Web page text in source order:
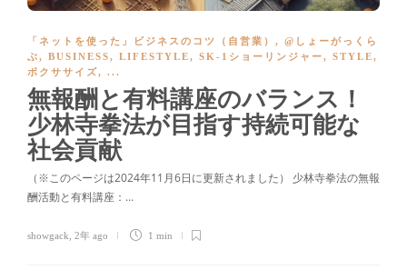
「ネットを使った」ビジネスのコツ（自営業） , @しょーがっくら
ぶ, BUSINESS, LIFESTYLE, SK-1ショーリンジャー, STYLE,
ボクササイズ, ...
無報酬と有料講座のバランス！
少林寺拳法が目指す持続可能な
社会貢献
（※このページは2024年11月6日に更新されました） 少林寺拳法の無報
酬活動と有料講座：…
showgack 2年 ago 1 min